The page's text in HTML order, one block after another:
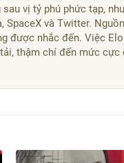
sau vị tỷ phú phức tạp,
SpaceX và Twitter.
được nhắc đến. Việc
thậm chí đến mức